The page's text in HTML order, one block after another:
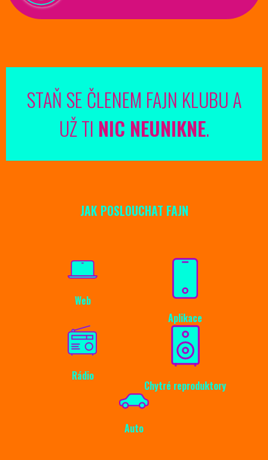
STAŇ SE ČLENEM FAJN KLUBU A
UŽ TI NIC NEUNIKNE.
JAK POSLOUCHAT FAJN
Web
Aplikace
Rádio
Chytré reproduktory
Auto